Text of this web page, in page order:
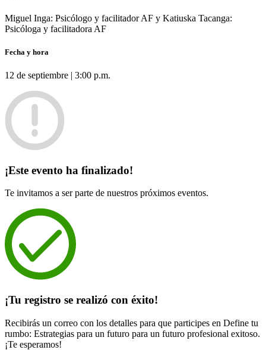
Miguel Inga: Psicólogo y facilitador AF y Katiuska Tacanga:
Psicóloga y facilitadora AF
Fecha y hora
12 de septiembre | 3:00 p.m.
¡Este evento ha finalizado!
Te invitamos a ser parte de nuestros próximos eventos.
¡Tu registro se realizó con éxito!
Recibirás un correo con los detalles para que participes en Define tu
rumbo: Estrategias para un futuro para un futuro profesional exitoso.
¡Te esperamos!